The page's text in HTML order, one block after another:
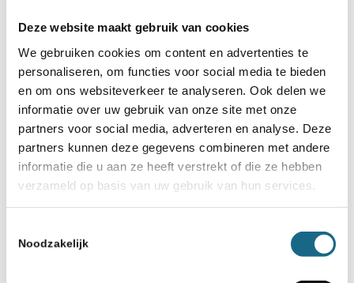
Deze website maakt gebruik van cookies
We gebruiken cookies om content en advertenties te
personaliseren, om functies voor social media te bieden
en om ons websiteverkeer te analyseren. Ook delen we
informatie over uw gebruik van onze site met onze
partners voor social media, adverteren en analyse. Deze
partners kunnen deze gegevens combineren met andere
informatie die u aan ze heeft verstrekt of die ze hebben
verzameld op basis van uw gebruik van hun services.
Noodzakelijk